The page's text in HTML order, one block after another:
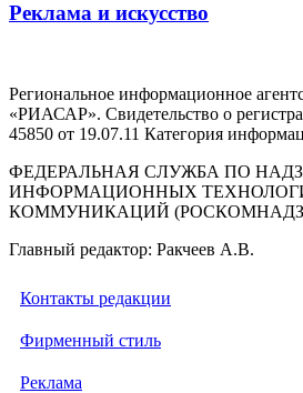
Реклама и искусство
Региональное информационное
«РИАСАР». Свидетельство о
45850 от 19.07.11 Категория
ФЕДЕРАЛЬНАЯ СЛУЖБА ПО
ИНФОРМАЦИОННЫХ
КОММУНИКАЦИЙ
Главный редактор: Ракчеев А.В.
Контакты редакции
Фирменный стиль
Реклама